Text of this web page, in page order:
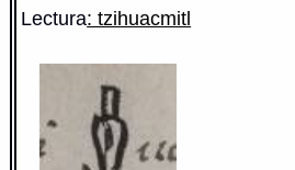
Lectura: tzihuacmitl